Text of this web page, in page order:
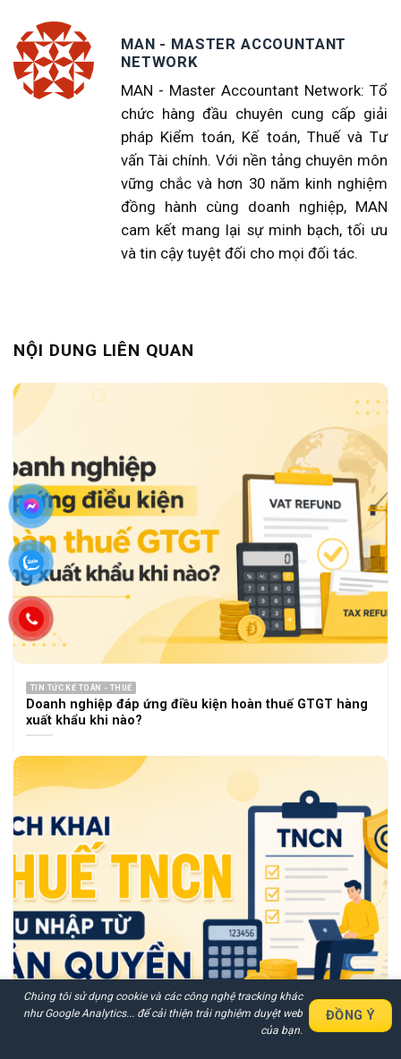
MAN - MASTER ACCOUNTANT
NETWORK
MAN - Master Accountant Network: Tổ
chức hàng đầu chuyên cung cấp giải
pháp Kiểm toán, Kế toán, Thuế và Tư
vấn Tài chính. Với nền tảng chuyên môn
vững chắc và hơn 30 năm kinh nghiệm
đồng hành cùng doanh nghiệp, MAN
cam kết mang lại sự minh bạch, tối ưu
và tin cậy tuyệt đối cho mọi đối tác.
NỘI DUNG LIÊN QUAN
TIN TỨC KẾ TOÁN - THUẾ
Doanh nghiệp đáp ứng điều kiện hoàn thuế GTGT hàng
xuất khẩu khi nào?
Nhận Báo Giá Nhanh Chi Tiết
Chúng tôi sử dụng cookie và các công nghệ tracking khác
như Google Analytics... để cải thiện trải nghiệm duyệt web
của bạn.
ĐỒNG Ý